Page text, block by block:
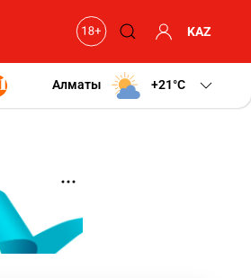
KAZ
Алматы +21 C